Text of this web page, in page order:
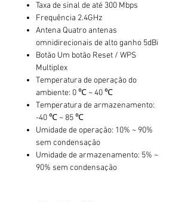
Taxa de sinal de até 300 Mbps
Frequência 2.4GHz
Antena Quatro antenas
omnidirecionais de alto ganho 5dBi
Botão Um botão Reset / WPS
Multiplex
Temperatura de operação do
ambiente: 0 ℃ ~ 40 ℃
Temperatura de armazenamento:
-40 ℃ ~ 85 ℃
Umidade de operação: 10% ~ 90%
sem condensação
Umidade de armazenamento: 5% ~
90% sem condensação